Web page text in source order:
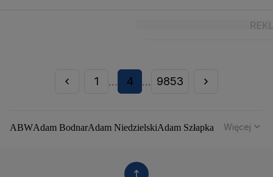
1 ... 4 ... 9853
ABWAdam BodnarAdam NiedzielskiAdam Szłapka
Aleksander Kwaśniewski
Więcej